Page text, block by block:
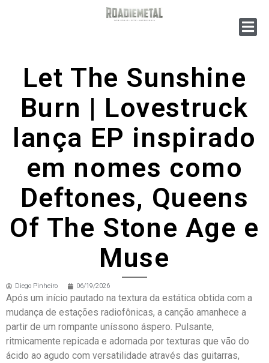
Let The Sunshine
Burn | Lovestruck
lança EP inspirado
em nomes como
Deftones, Queens
Of The Stone Age e
Muse
Diego Pinheiro 06/19/2026
Após um início pautado na textura da estática obtida com a
mudança de estações radiofônicas, a canção amanhece a
partir de um rompante uníssono áspero. Pulsante,
ritmicamente repicada e adornada por texturas que vão do
ácido ao agudo com versatilidade através das guitarras,